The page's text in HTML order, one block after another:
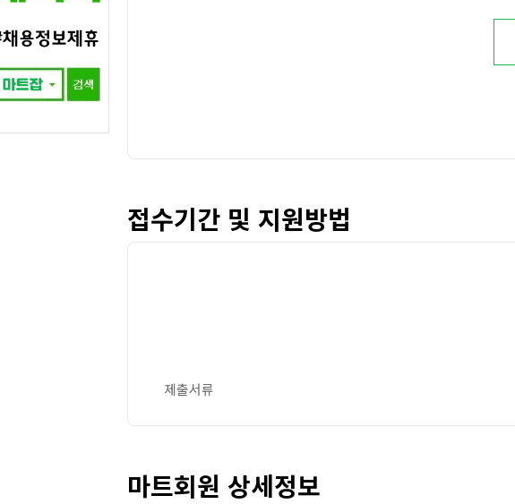
접수기간 및 지원방법
제출서류
마트회원 상세정보